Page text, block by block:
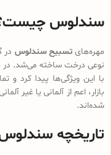
سندلوس
مهره‌هایتسبیح سندلوس در
نوعی درخت ساخته می‌شد. در
با این ویژگی‌ها پیدا کرد و
بازار، اعم از آلمانی یا غیر
شده‌اند.
تاریخچه